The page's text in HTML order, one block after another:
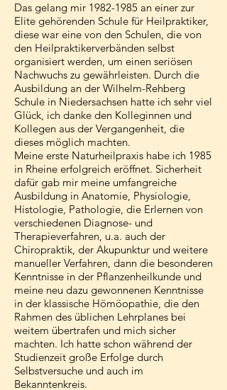
Das gelang mir 1982-1985 an einer zur
Elite gehörenden Schule für Heilpraktiker,
diese war eine von den Schulen, die von
den Heilpraktikerverbänden selbst
organisiert werden, um einen seriösen
Nachwuchs zu gewährleisten. Durch die
Ausbildung an der Wilhelm-Rehberg
Schule in Niedersachsen hatte ich sehr viel
Glück, ich danke den Kolleginnen und
Kollegen aus der Vergangenheit, die
dieses möglich machten.
Meine erste Naturheilpraxis habe ich 1985
in Rheine erfolgreich eröffnet. Sicherheit
dafür gab mir meine umfangreiche
Ausbildung in Anatomie, Physiologie,
Histologie, Pathologie, die Erlernen von
verschiedenen Diagnose- und
Therapieverfahren, u.a. auch der
Chiropraktik, der Akupunktur und weitere
manueller Verfahren, dann die besonderen
Kenntnisse in der Pflanzenheilkunde und
meine neu dazu gewonnenen Kenntnisse
in der klassische Hömöopathie, die den
Rahmen des üblichen Lehrplanes bei
weitem übertrafen und mich sicher
machten. Ich hatte schon während der
Studienzeit große Erfolge durch
Selbstversuche und auch im
Bekanntenkreis.